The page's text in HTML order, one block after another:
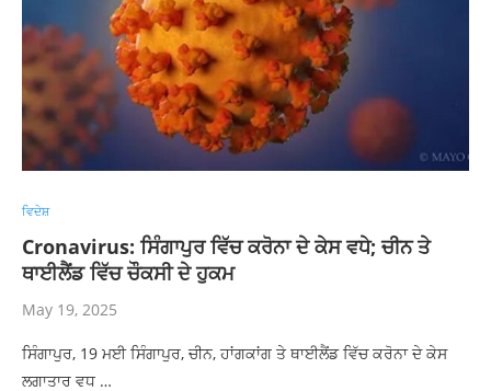
ਵਿਦੇਸ਼
Cronavirus: ਸਿੰਗਾਪੁਰ ਵਿੱਚ ਕਰੋਨਾ ਦੇ ਕੇਸ ਵਧੇ; ਚੀਨ ਤੇ
ਥਾਈਲੈਂਡ ਵਿੱਚ ਚੌਕਸੀ ਦੇ ਹੁਕਮ
May 19, 2025
ਸਿੰਗਾਪੁਰ, 19 ਮਈ ਸਿੰਗਾਪੁਰ, ਚੀਨ, ਹਾਂਗਕਾਂਗ ਤੇ ਥਾਈਲੈਂਡ ਵਿੱਚ ਕਰੋਨਾ ਦੇ ਕੇਸ
ਲਗਾਤਾਰ ਵਧ …